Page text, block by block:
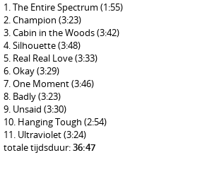
The Entire Spectrum (1:55)
Champion (3:23)
Cabin in the Woods(3:42)
Silhouette(3:48)
Real Real Love(3:33)
Okay(3:29)
One Moment(3:46)
Badly(3:23)
Unsaid (3:30)
Hanging Tough (2:54)
Ultraviolet(3:24)
totale tijdsduur:36:47